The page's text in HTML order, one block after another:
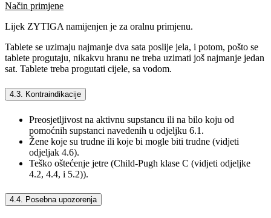
Način primjene
Lijek ZYTIGA namijenjen je za oralnu primjenu.
Tablete se uzimaju najmanje dva sata poslije jela, i potom, pošto se
tablete progutaju, nikakvu hranu ne treba uzimati još najmanje jedan
sat. Tablete treba progutati cijele, sa vodom.
4.3. Kontraindikacije
Preosjetljivost na aktivnu supstancu ili na bilo koju od
pomoćnih supstanci navedenih u odjeljku 6.1.
Žene koje su trudne ili koje bi mogle biti trudne (vidjeti
odjeljak 4.6).
Teško oštećenje jetre (Child-Pugh klase C (vidjeti odjeljke
4.2, 4.4, i 5.2)).
4.4. Posebna upozorenja